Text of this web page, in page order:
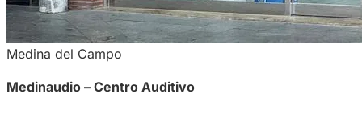
Medina del Campo
Medinaudio – Centro Auditivo